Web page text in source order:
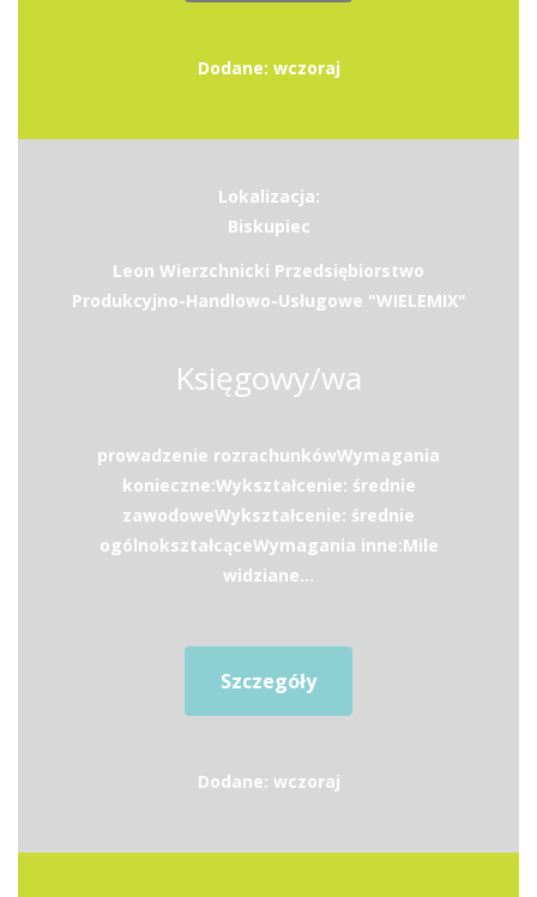
Dodane: wczoraj
Lokalizacja:
Biskupiec
Leon Wierzchnicki Przedsiębiorstwo
Produkcyjno-Handlowo-Usługowe "WIELEMIX"
Księgowy/wa
prowadzenie rozrachunkówWymagania
konieczne:Wykształcenie: średnie
zawodoweWykształcenie: średnie
ogólnokształcąceWymagania inne:Mile
widziane...
Szczegóły
Dodane: wczoraj